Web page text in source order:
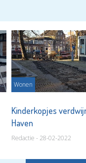
Wonen
Kinderkopjes
Haven
Redactie - 28-02-2022